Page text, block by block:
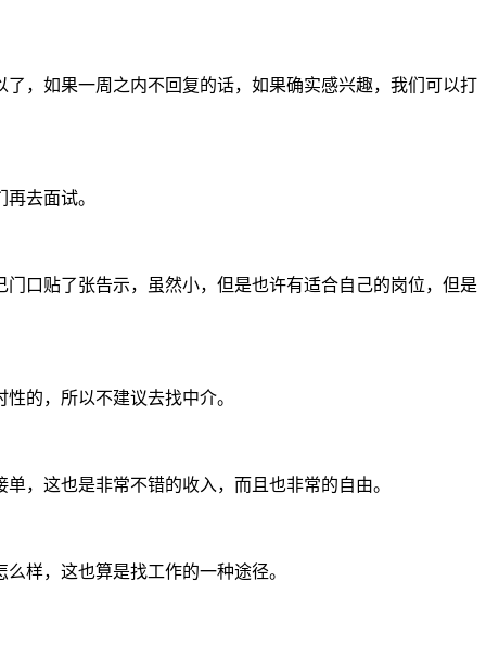
，如果一周之内不回复的话，如果确实感兴趣，我们可以打
去面试。
口贴了张告示，虽然小，但是也许有适合自己的岗位，但是
的，所以不建议去找中介。
，这也是非常不错的收入，而且也非常的自由。
样，这也算是找工作的一种途径。